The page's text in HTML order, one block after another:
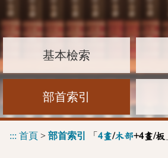
基本檢索
部首索引
::: 首頁 > 部首索引 「 4畫/木部+4畫/板